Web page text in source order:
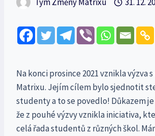
Na konci prosince 2021 vznikla výzva
Matrixu. Jejím cílem bylo sjednotit
studenty a to se povedlo! Důkazem
že z pouhé výzvy vznikla iniciativa,
celá řada studentů z různých škol.